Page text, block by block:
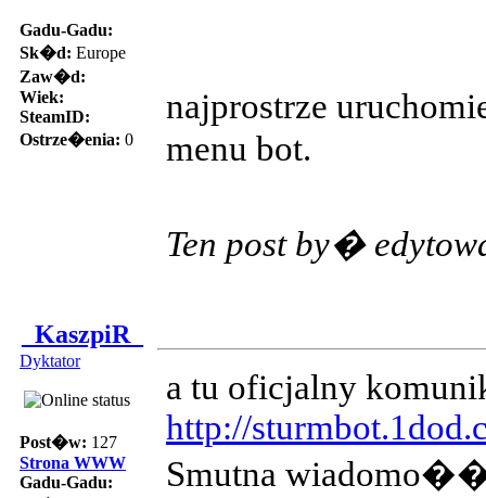
Gadu-Gadu:
Sk�d: Europe
Zaw�d:
Wiek:
SteamID:
Ostrze�enia: 0
najprostrze
menu bot.
Ten post by�
_KaszpiR_
Dyktator
Post�w: 127
Strona WWW
Gadu-Gadu:
a tu oficjalny
http://
Smutna